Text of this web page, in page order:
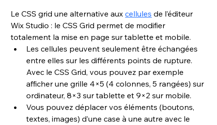
Le CSS grid une alternative aux cellules de l’éditeur
Wix Studio : le CSS Grid permet de modifier
totalement la mise en page sur tablette et mobile.
Les cellules peuvent seulement être échangées
entre elles sur les différents points de rupture.
Avec le CSS Grid, vous pouvez par exemple
afficher une grille 4×5 (4 colonnes, 5 rangées) sur
ordinateur, 8×3 sur tablette et 9×2 sur mobile.
Vous pouvez déplacer vos éléments (boutons,
textes, images) d’une case à une autre avec le